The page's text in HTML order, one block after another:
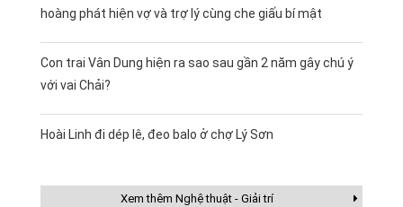
hoàng phát hiện vợ và trợ lý cùng che giấu bí mật
Con trai Vân Dung hiện ra sao sau gần 2 năm gây chú ý
với vai Chải?
Hoài Linh đi dép lê, đeo balo ở chợ Lý Sơn
Xem thêm Nghệ thuật - Giải trí